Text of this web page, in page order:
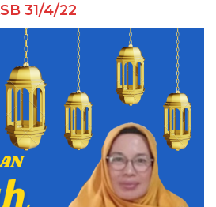
31/4/22